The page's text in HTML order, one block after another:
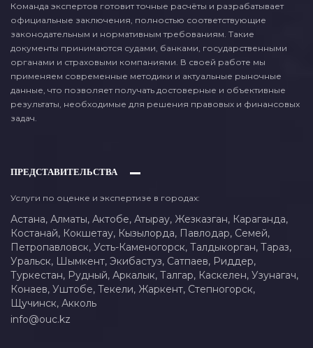
Команда экспертов готовит точные расчёты и разрабатывает
официальные заключения, полностью соответствующие
законодательным и нормативным требованиям. Такие
документы принимаются судами, банками, государственными
органами и страховыми компаниями. В своей работе мы
применяем современные методики и актуальные рыночные
данные, что позволяет получать достоверные и объективные
результаты, необходимые для решения правовых и финансовых
задач.
ПРЕДСТАВИТЕЛЬСТВА
Услуги по оценке и экспертизе в городах:
Астана, Алматы, Актобе, Атырау, Жезказган, Караганда,
Костанай, Кокшетау, Кызылорда, Павлодар, Семей,
Петропавловск, Усть-Каменогорск, Талдыкорган, Тараз,
Уральск, Шымкент, Экибастуз, Сатпаев, Риддер,
Туркестан, Рудный, Аркалык, Талгар, Каскелен, Узунагач,
Конаев, Уштобе, Текели, Жаркент, Степногорск,
Щучинск, Акколь
info@ouc.kz